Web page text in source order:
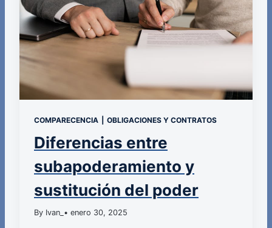
COMPARECENCIA OBLIGACIONES Y CONTRATOS
Diferencias entre
subapoderamiento y
sustitución del poder
By Ivan_ • enero 30, 2025